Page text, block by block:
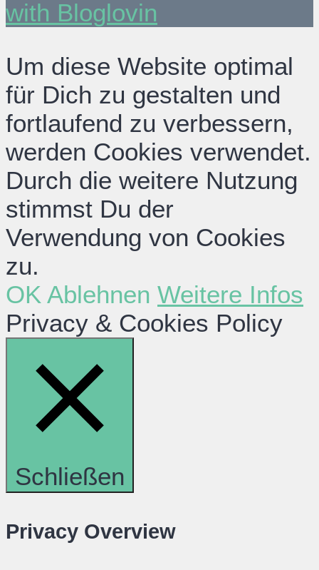
with Bloglovin
Um diese Website optimal
für Dich zu gestalten und
fortlaufend zu verbessern,
werden Cookies verwendet.
Durch die weitere Nutzung
stimmst Du der
Verwendung von Cookies
zu.
OK Ablehnen Weitere Infos
Privacy & Cookies Policy
Schließen
Privacy Overview